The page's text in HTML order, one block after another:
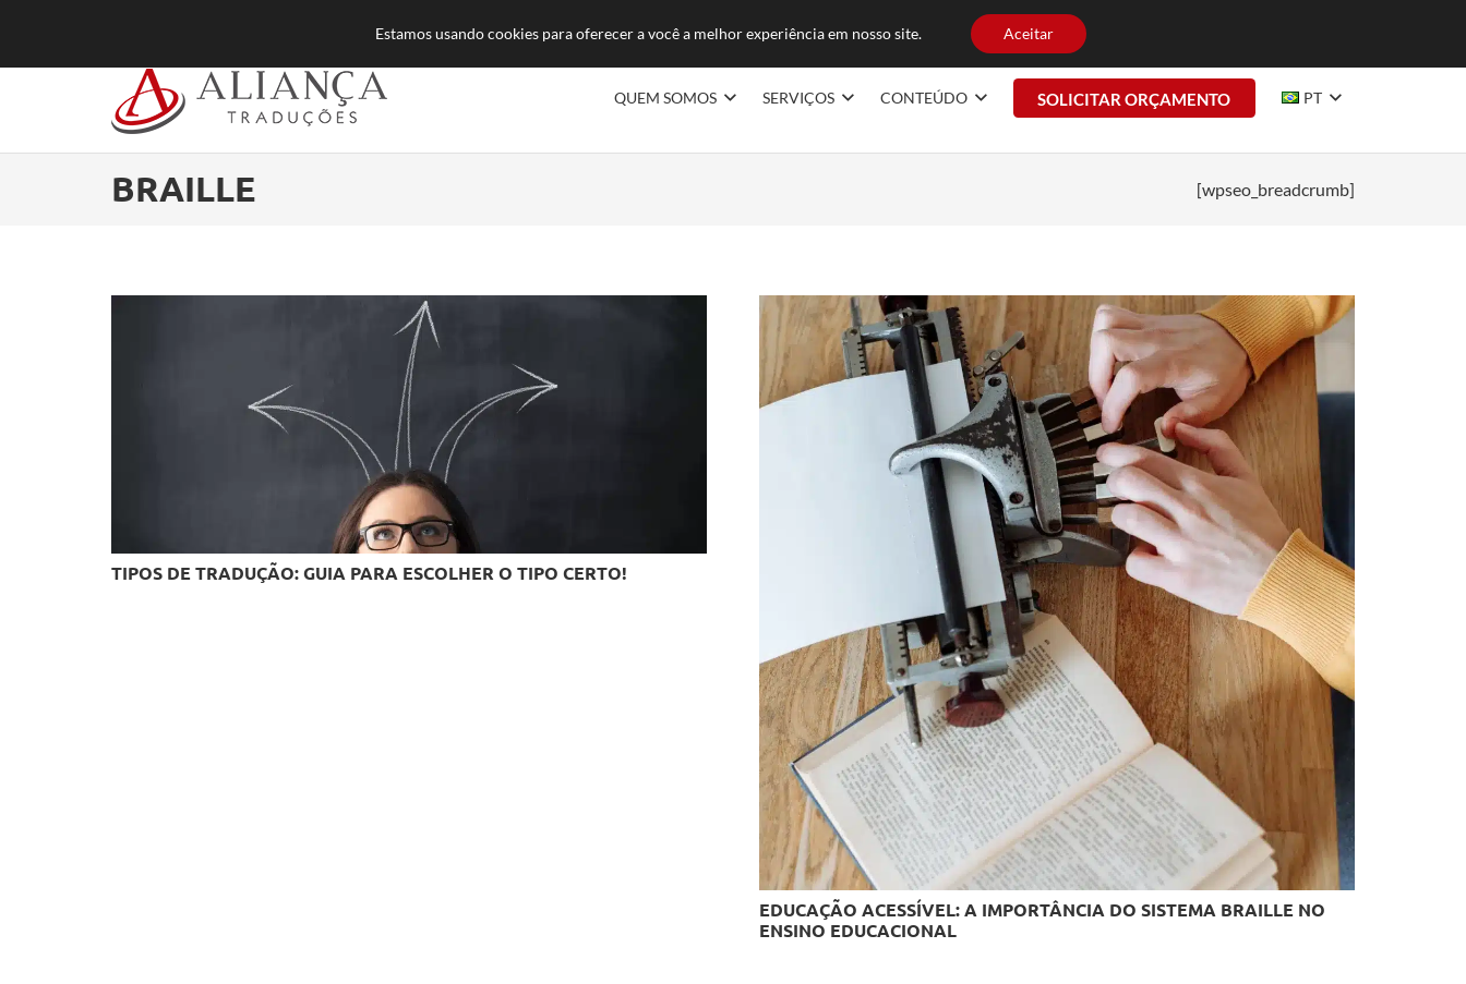
TRABALHE CONOSCO
QUEM SOMOS SERVIÇOS CONTEÚDO SOLICITAR ORÇAMENTO PT
BRAILLE [wpseo_breadcrumb]
TIPOS DE TRADUÇÃO: GUIA PARA ESCOLHER O TIPO CERTO!
EDUCAÇÃO ACESSÍVEL: A IMPORTÂNCIA DO SISTEMA BRAILLE NO
ENSINO EDUCACIONAL
Estamos usando cookies para oferecer a você a melhor experiência em nosso site. Aceitar